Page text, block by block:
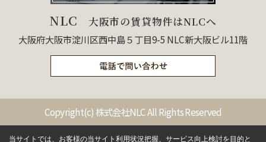
NLC 大阪市の賃貸物件はNLCへ
大阪府大阪市淀川区西中島５丁目9-5 NLC新大阪ビル11階
Copyright(c) 株式会社NLC All Rights Reserved
当サイトでは、お客様の当サイト利用状況把握、サービス向上検討を目的と